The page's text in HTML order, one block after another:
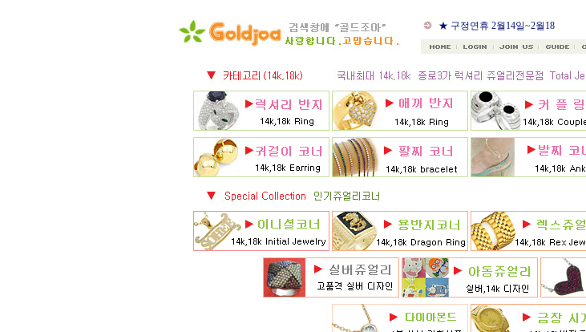
★ 8月 행사 12% 대박할인쿠
폰 행사
★ 구정연휴 2월14일~2월18
일
★ 골드조아 앱 출시기념